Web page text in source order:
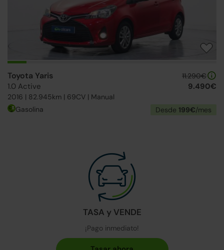
Toyota Yaris
1.0 Active
2016 | 82.945km | 69CV | Manual
11.290€
9.490€
Gasolina Desde 199€/mes
TASA y VENDE
¡Pago inmediato!